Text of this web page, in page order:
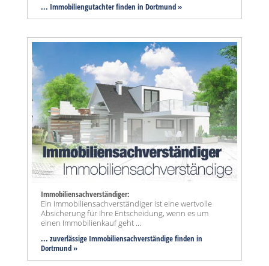
... Immobiliengutachter finden in Dortmund »
Immobiliensachverständiger:
Ein Immobiliensachverständiger ist eine wertvolle
Absicherung für Ihre Entscheidung, wenn es um
einen Immobilienkauf geht ...
... zuverlässige Immobiliensachverständige finden in
Dortmund »